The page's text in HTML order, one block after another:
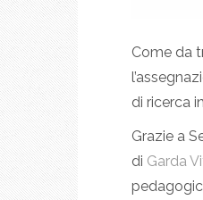
Come da
di ricerca
Grazie a
di Garda